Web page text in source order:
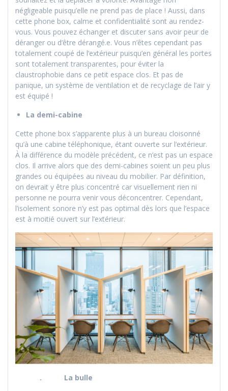
négligeable puisqu’elle ne prend pas de place ! Aussi, dans
cette phone box, calme et confidentialité sont au rendez-
vous. Vous pouvez échanger et discuter sans avoir peur de
déranger ou d’être dérangé.e. Vous n’êtes cependant pas
totalement coupé de l’extérieur puisqu’en général les portes
sont totalement transparentes, pour éviter la
claustrophobie dans ce petit espace clos. Et pas de
panique, un système de ventilation et de recyclage de l’air y
est équipé !
La demi-cabine
Cette phone box s’apparente plus à un bureau cloisonné
qu’à une cabine téléphonique, étant ouverte sur l’extérieur.
À la différence du modèle précédent, ce n’est pas un espace
clos. Il arrive alors que des demi-cabines soient un peu plus
grandes ou équipées au niveau du mobilier. Par définition,
on devrait y être plus concentré car visuellement rien ni
personne ne pourra venir vous déconcentrer. Cependant,
l’isolement sonore n’y est pas optimal dès lors que l’espace
est à moitié ouvert sur l’extérieur.
. La bulle